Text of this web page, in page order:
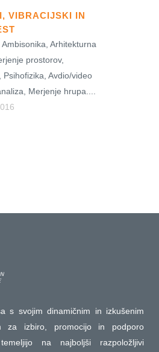
VIBRACIJSKI IN
Arhitekturna
prostorov,
Psihofizika, Avdio/video
Merjenje hrupa....
s svojim dinamičnim in izkušenim
za izbiro, promocijo in podporo
na najboljši razpoložljivi